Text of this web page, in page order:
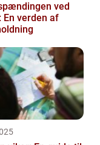
ved
En verden af